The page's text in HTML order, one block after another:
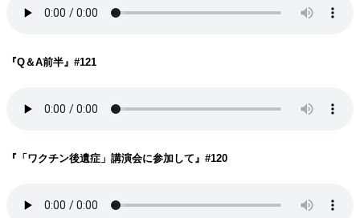
『Q＆A前半』 #121
『「ワクチン後遺症」講演会に参加して』 #120